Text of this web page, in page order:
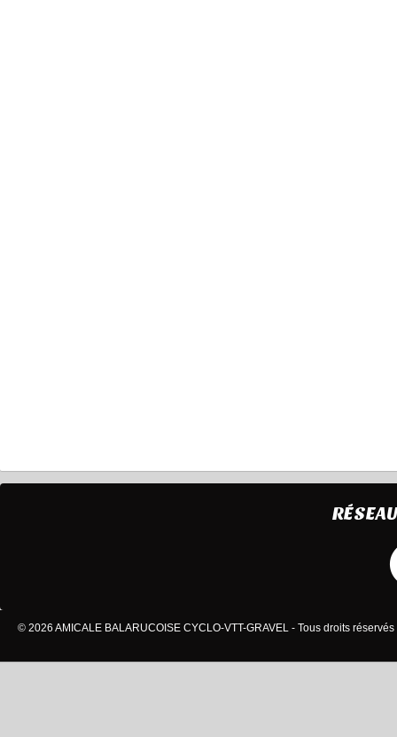
© 2026 AMICALE BALARUCOISE CYCLO-VTT-GRAVEL - Tous droits réservés